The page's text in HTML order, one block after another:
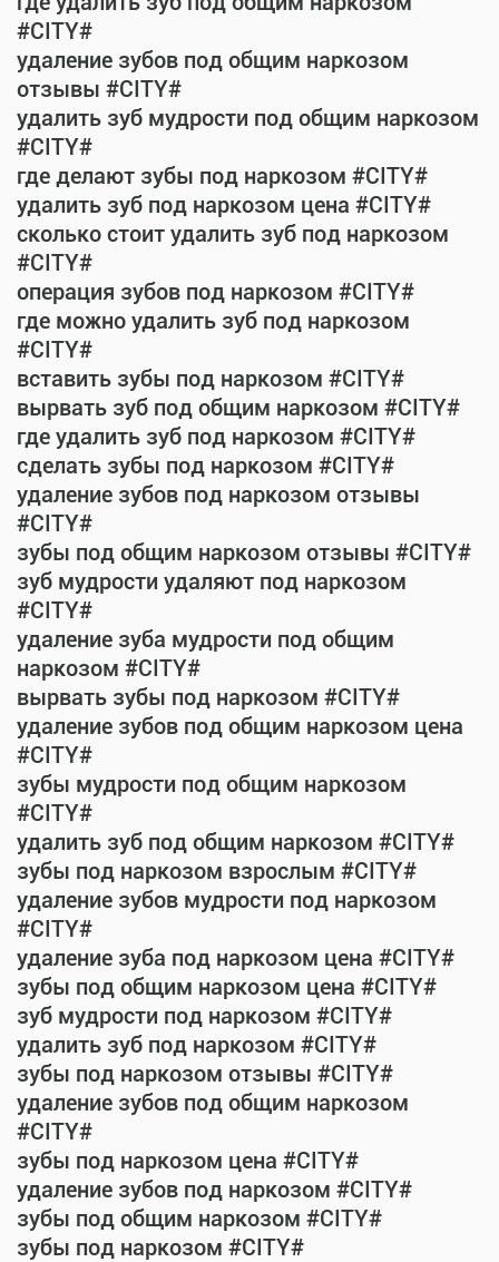
#CITY#
удаление зубов под общим наркозом
отзывы #CITY#
удалить зуб мудрости под общим наркозом
#CITY#
где делают зубы под наркозом #CITY#
удалить зуб под наркозом цена #CITY#
сколько стоит удалить зуб под наркозом
#CITY#
операция зубов под наркозом #CITY#
где можно удалить зуб под наркозом
#CITY#
вставить зубы под наркозом #CITY#
вырвать зуб под общим наркозом #CITY#
где удалить зуб под наркозом #CITY#
сделать зубы под наркозом #CITY#
удаление зубов под наркозом отзывы
#CITY#
зубы под общим наркозом отзывы #CITY#
зуб мудрости удаляют под наркозом
#CITY#
удаление зуба мудрости под общим
наркозом #CITY#
вырвать зубы под наркозом #CITY#
удаление зубов под общим наркозом цена
#CITY#
зубы мудрости под общим наркозом
#CITY#
удалить зуб под общим наркозом #CITY#
зубы под наркозом взрослым #CITY#
удаление зубов мудрости под наркозом
#CITY#
удаление зуба под наркозом цена #CITY#
зубы под общим наркозом цена #CITY#
зуб мудрости под наркозом #CITY#
удалить зуб под наркозом #CITY#
зубы под наркозом отзывы #CITY#
удаление зубов под общим наркозом
#CITY#
зубы под наркозом цена #CITY#
удаление зубов под наркозом #CITY#
зубы под общим наркозом #CITY#
зубы под наркозом #CITY#